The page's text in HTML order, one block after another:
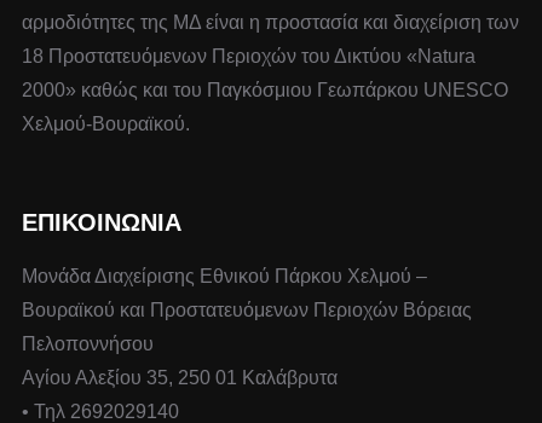
αρμοδιότητες της ΜΔ είναι η προστασία και διαχείριση των
18 Προστατευόμενων Περιοχών του Δικτύου «Natura
2000» καθώς και του Παγκόσμιου Γεωπάρκου UNESCO
Χελμού-Βουραϊκού.
ΕΠΙΚΟΙΝΩΝΙΑ
Μονάδα Διαχείρισης Εθνικού Πάρκου Χελμού –
Βουραϊκού και Προστατευόμενων Περιοχών Βόρειας
Πελοποννήσου
Αγίου Αλεξίου 35, 250 01 Καλάβρυτα
• Τηλ 2692029140